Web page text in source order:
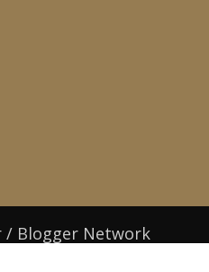
/ Blogger Network